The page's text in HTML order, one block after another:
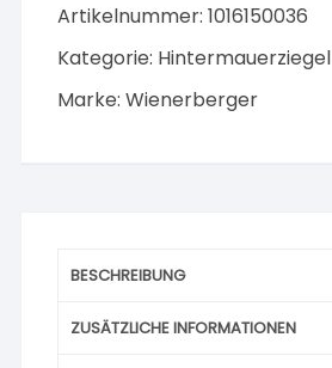
Artikelnummer:1016150036
Kategorie: Hintermauerziegel
Marke:Wienerberger
BESCHREIBUNG
ZUSÄTZLICHE INFORMATIONEN